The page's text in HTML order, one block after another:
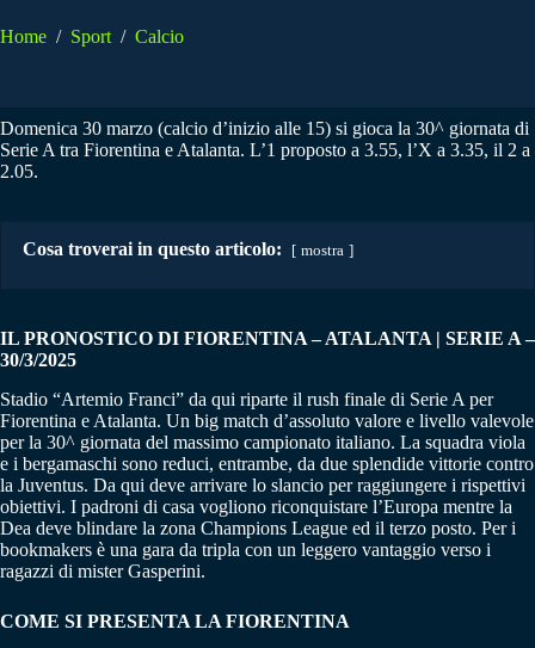
Home / Sport / Calcio
Domenica 30 marzo (calcio d’inizio alle 15) si gioca la 30^ giornata di
Serie A tra Fiorentina e Atalanta. L’1 proposto a 3.55, l’X a 3.35, il 2 a
2.05.
Cosa troverai in questo articolo: mostra
IL PRONOSTICO DI FIORENTINA – ATALANTA | SERIE A –
30/3/2025
Stadio “Artemio Franci” da qui riparte il rush finale di Serie A per
Fiorentina e Atalanta. Un big match d’assoluto valore e livello valevole
per la 30^ giornata del massimo campionato italiano. La squadra viola
e i bergamaschi sono reduci, entrambe, da due splendide vittorie contro
la Juventus. Da qui deve arrivare lo slancio per raggiungere i rispettivi
obiettivi. I padroni di casa vogliono riconquistare l’Europa mentre la
Dea deve blindare la zona Champions League ed il terzo posto. Per i
bookmakers è una gara da tripla con un leggero vantaggio verso i
ragazzi di mister Gasperini.
COME SI PRESENTA LA FIORENTINA